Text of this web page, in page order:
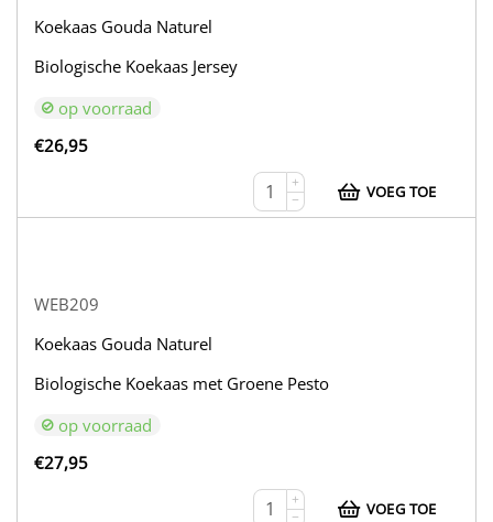
Koekaas Gouda Naturel
Biologische Koekaas Jersey
op voorraad
€26,95
+
−
VOEG TOE
WEB209
Koekaas Gouda Naturel
Biologische Koekaas met Groene Pesto
op voorraad
€27,95
+
−
VOEG TOE